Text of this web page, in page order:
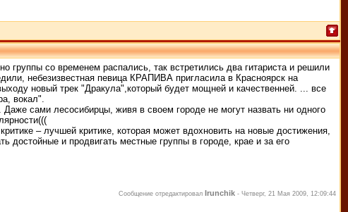
группы со временем распались, так встретились два гитариста и решили
небезизвестная певица КРАПИВА пригласила в Красноярск на
новый трек "Дракула",который будет мощней и качественней. ... все
вокал".
сами лесосибирцы, живя в своем городе не могут назвать ни одного
– лучшей критике, которая может вдохновить на новые достижения,
достойные и продвигать местные группы в городе, крае и за его
Сообщение отредактировал Irunchik - Четверг, 21 Мая 2009, 12:09:44